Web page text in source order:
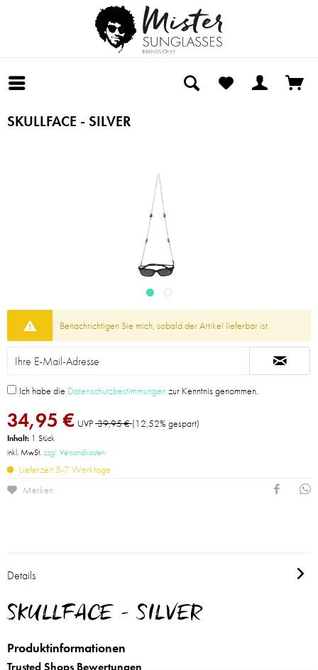
SKULLFACE - SILVER
Benachrichtigen Sie mich, sobald der Artikel lieferbar ist.
Ich habe die Datenschutzbestimmungenzur Kenntnis genommen.
34,95 € UVP39,95 €(12,52% gespart)
Inhalt: 1 Stück
inkl. MwSt.zzgl. Versandkosten
Lieferzeit 5-7 Werktage
Merken
Details
SKULLFACE - SILVER
Produktinformationen